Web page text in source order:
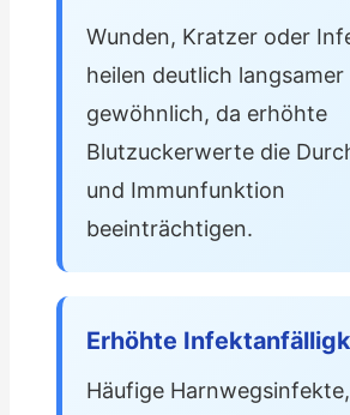
Wunden, Kratzer oder
heilen deutlich langsamer
gewöhnlich, da erhöhte
Blutzuckerwerte die
und Immunfunktion
beeinträchtigen.
Erhöhte
Häufige Harnwegsinfekte,